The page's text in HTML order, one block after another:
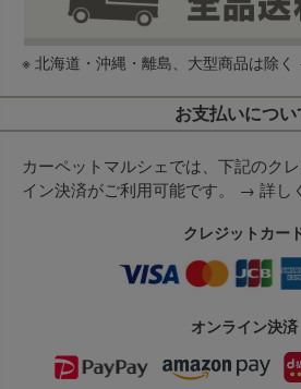
※ 北海道・沖縄・離島、大型商品は除
お支払いについ
カーペットマルシェでは、下記のク
イン決済がご利用可能です。 → 詳し
クレジットカー
オンライン決済